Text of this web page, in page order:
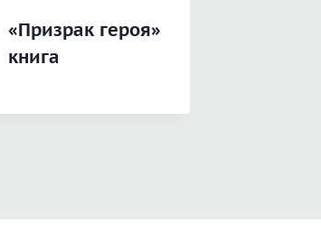
«Призрак героя»
книга